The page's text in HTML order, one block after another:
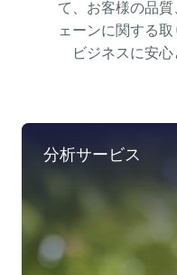
て、お客様の品
ェーンに関する
ビジネスに安
分析サービス